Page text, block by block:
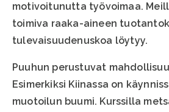
motivoitunutta työvoimaa.
toimiva raaka-aineen
tulevaisuudenuskoa löytyy.
Puuhun perustuvat
Esimerkiksi Kiinassa on
muotoilun buumi. Kurssilla